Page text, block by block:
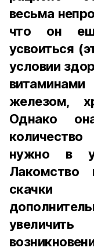
весьма
что он
усвоиться
условии
железом,
Однако
нужно в
Лакомство
скачки